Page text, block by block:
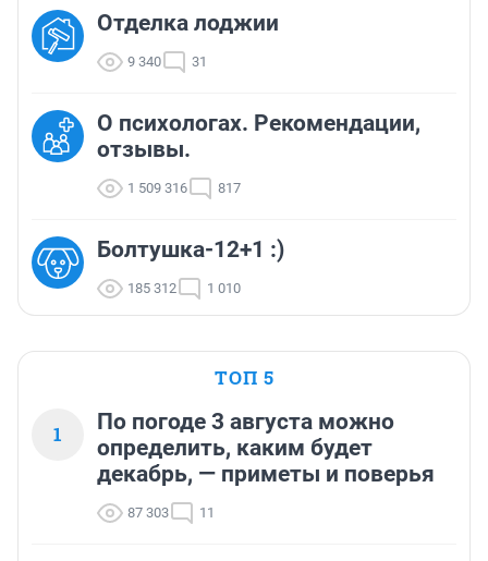
Отделка лоджии
9 340 31
О психологах. Рекомендации,
отзывы.
1 509 316 817
Болтушка-12+1 :)
185 312 1 010
ТОП 5
1
По погоде 3 августа можно
определить, каким будет
декабрь, — приметы и поверья
87 303 11